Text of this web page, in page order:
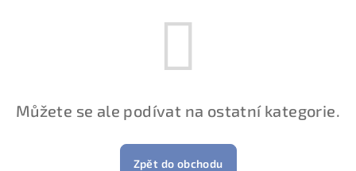
Můžete se ale podívat na ostatní kategorie.
Zpět do obchodu